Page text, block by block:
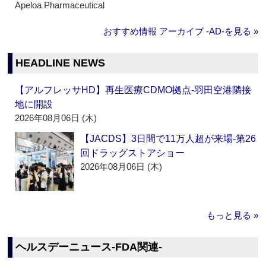
Apeloa Pharmaceutical
おすすめ情報 アーカイブ ‐AD‐を見る »
HEADLINE NEWS
【アルフレッサHD】再生医療CDMO拠点‐羽田空港隣接
地に開設
2026年08月06日 (木)
【JACDS】3日間で11万人超が来場‐第26
回ドラッグストアショー
2026年08月06日 (木)
もっと見る »
ヘルスデーニュース‐FDA関連‐